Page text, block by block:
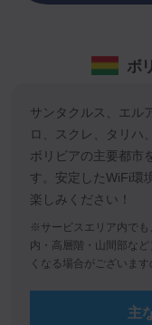
ボ
サンタクルス、エル
ロ、スクレ、タリハ
ボリビアの主要都市
す。安定したWiFi環
楽しみください！
※サービスエリア内でも
内・高層階・山間部な
くなる場合がございます
主